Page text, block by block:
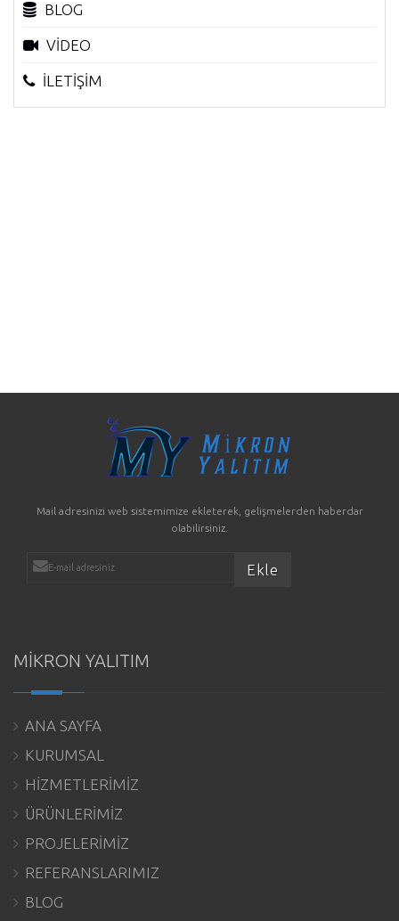
BLOG
VİDEO
İLETİŞİM
Mail adresinizi web sistemimize ekleterek, gelişmelerden haberdar
olabilirsiniz.
MİKRON YALITIM
ANA SAYFA
KURUMSAL
HİZMETLERİMİZ
ÜRÜNLERİMİZ
PROJELERİMİZ
REFERANSLARIMIZ
BLOG